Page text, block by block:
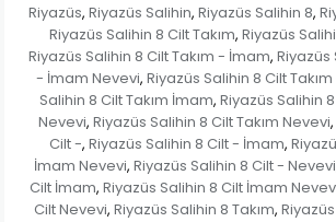
Riyazüs, Riyazüs Salihin, Riyazüs Salihin 8,
Riyazüs Salihin 8 Cilt Takım, Riyazüs
Riyazüs Salihin 8 Cilt Takım - İmam, Riyazüs
- İmam Nevevi, Riyazüs Salihin 8 Cilt
Salihin 8 Cilt Takım İmam, Riyazüs Salihin
Nevevi, Riyazüs Salihin 8 Cilt Takım Nevevi,
Cilt -, Riyazüs Salihin 8 Cilt - İmam,
İmam Nevevi, Riyazüs Salihin 8 Cilt - Nevevi
Cilt İmam, Riyazüs Salihin 8 Cilt İmam
Cilt Nevevi, Riyazüs Salihin 8 Takım,